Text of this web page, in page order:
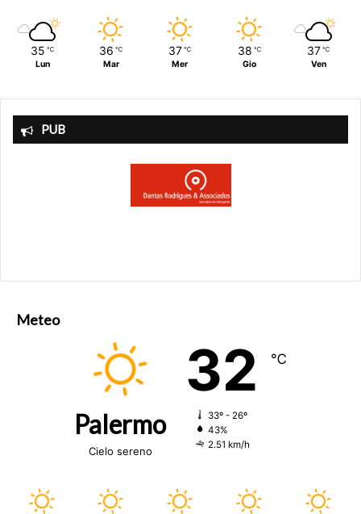
35 ℃
Lun
36 ℃
Mar
37 ℃
Mer
38 ℃
Gio
37 ℃
Ven
PUB
Meteo
Palermo
Cielo sereno
32 ℃
33º - 26º
43%
2.51 km/h